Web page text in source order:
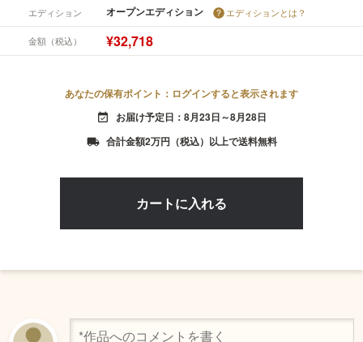
エディション オープンエディション エディションとは？
金額（税込） ¥32,718
あなたの保有ポイント：ログインすると表示されます
event_available お届け予定日：8月23日～8月28日
local_shipping 合計金額2万円（税込）以上で送料無料